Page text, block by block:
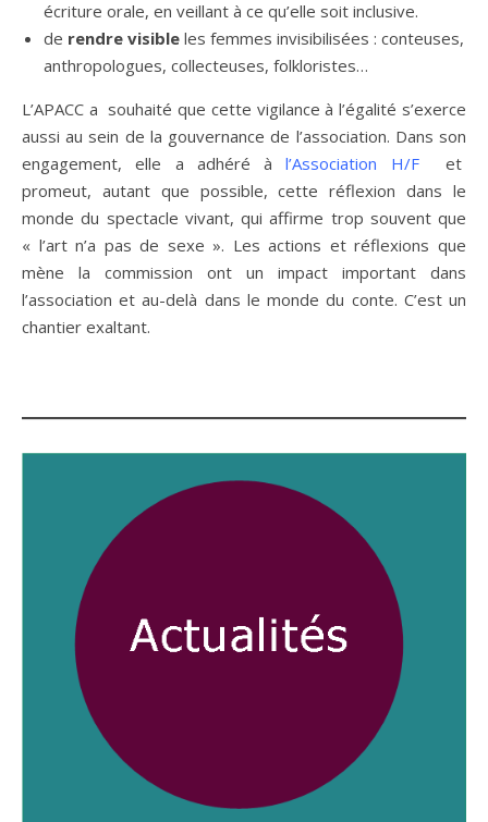
écriture orale, en veillant à ce qu’elle soit inclusive.
de rendre visible les femmes invisibilisées : conteuses,
anthropologues, collecteuses, folkloristes…
L’APACC a souhaité que cette vigilance à l’égalité s’exerce
aussi au sein de la gouvernance de l’association. Dans son
engagement, elle a adhéré àl’Association H/Fet
promeut, autant que possible, cette réflexion dans le
monde du spectacle vivant, qui affirme trop souvent que
« l’art n’a pas de sexe ». Les actions et réflexions que
mène la commission ont un impact important dans
l’association et au-delà dans le monde du conte. C’est un
chantier exaltant.